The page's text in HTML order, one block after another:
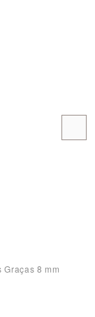
8 mm